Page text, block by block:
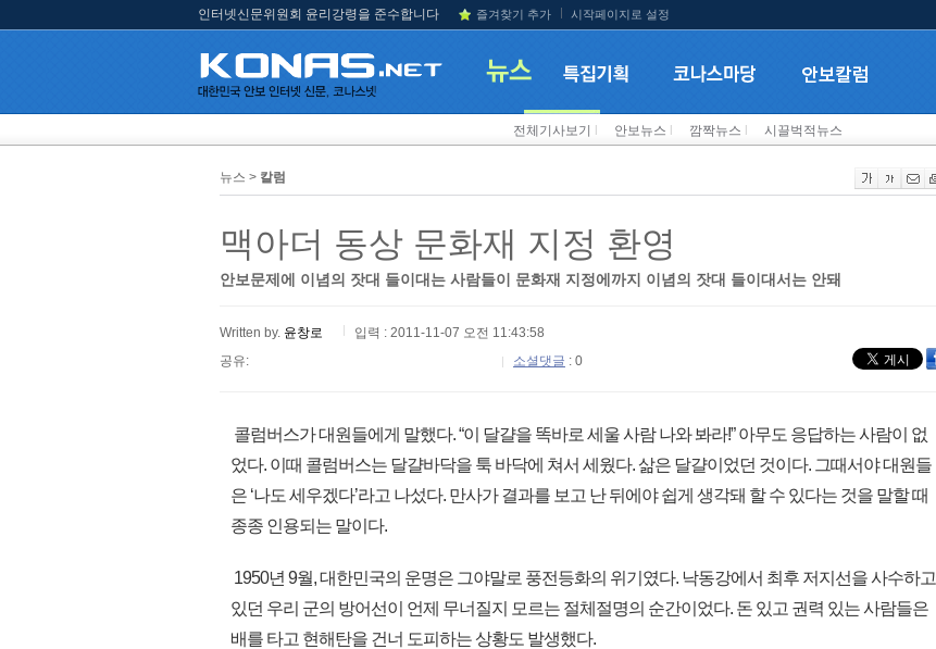
인터넷신문위원회 윤리강령을 준수합니다 즐겨찾기 추가 시작페이지로 설정
전체기사보기 안보뉴스 깜짝뉴스 시끌벅적뉴스
뉴스 > 칼럼
맥아더 동상 문화재 지정 환영
안보문제에 이념의 잣대 들이대는 사람들이 문화재 지정에까지 이념의 잣대 들이대서는 안돼
Written by. 윤창로
입력 : 2011-11-07 오전 11:43:58
공유:
소셜댓글 : 0
콜럼버스가 대원들에게 말했다. “이 달걀을 똑바로 세울 사람 나와 봐라!” 아무도 응답하는 사람이 없
었다. 이때 콜럼버스는 달걀바닥을 툭 바닥에 쳐서 세웠다. 삶은 달걀이었던 것이다. 그때서야 대원들
은 ‘나도 세우겠다’라고 나섰다. 만사가 결과를 보고 난 뒤에야 쉽게 생각돼 할 수 있다는 것을 말할 때
종종 인용되는 말이다.
1950년 9월, 대한민국의 운명은 그야말로 풍전등화의 위기였다. 낙동강에서 최후 저지선을 사수하고
있던 우리 군의 방어선이 언제 무너질지 모르는 절체절명의 순간이었다. 돈 있고 권력 있는 사람들은
배를 타고 현해탄을 건너 도피하는 상황도 발생했다.